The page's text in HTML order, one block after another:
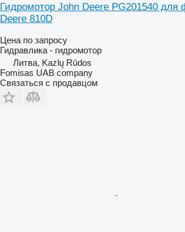
Гидромотор John Deere PG201540 для
Deere 810D
Цена по запросу
Гидравлика - гидромотор
Литва, Kazlų Rūdos
Fomisas UAB company
Связаться с продавцом